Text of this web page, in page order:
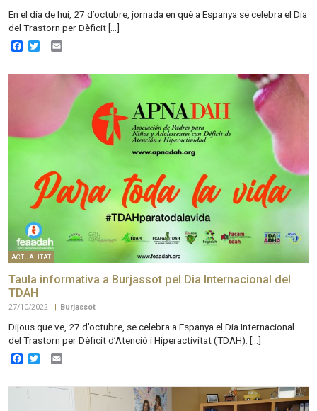
En el dia de hui, 27 d’octubre, jornada en què a Espanya se celebra el Dia
del Trastorn per Dèficit […]
Facebook
Twitter
ACTUALITAT
Taula informativa a Burjassot pel Dia Internacional del
TDAH
27/10/2022 Burjassot
Dijous que ve, 27 d’octubre, se celebra a Espanya el Dia Internacional
del Trastorn per Dèficit d’Atenció i Hiperactivitat (TDAH). […]
Facebook
Twitter